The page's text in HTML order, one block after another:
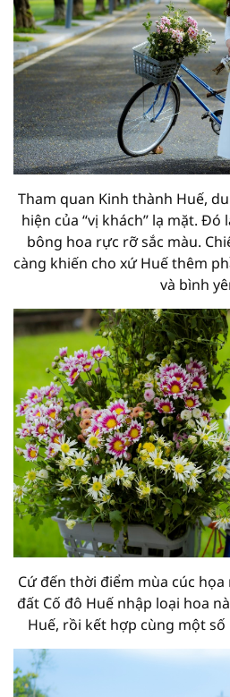
Tham quan Kinh thành Huế,
hiện của “vị khách” lạ mặt. Đó
bông hoa rực rỡ sắc màu.
càng khiến cho xứ Huế thêm
và bình
Cứ đến thời điểm mùa cúc
đất Cố đô Huế nhập loại hoa
Huế, rồi kết hợp cùng một